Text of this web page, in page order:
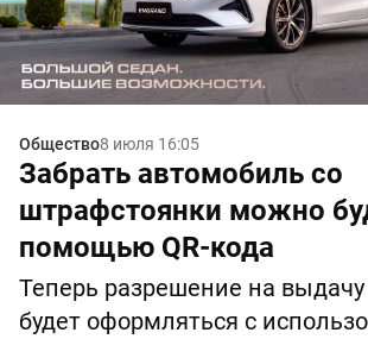
Общество8 июля 16:05
Забрать автомобиль со
штрафстоянки можно
помощью QR-кода
Теперь разрешение на
будет оформляться с